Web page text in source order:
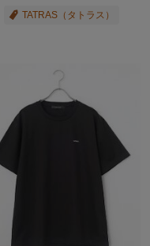
TATRAS（タトラス）